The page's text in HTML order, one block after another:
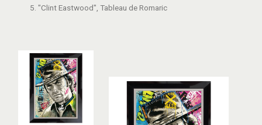
"Clint Eastwood", Tableau de Romaric